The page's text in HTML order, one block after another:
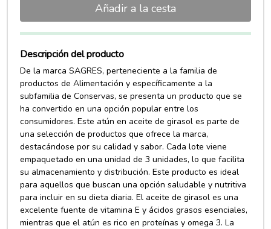
Añadir a la cesta
Descripción del producto
De la marca SAGRES, perteneciente a la familia de
productos de Alimentación y específicamente a la
subfamilia de Conservas, se presenta un producto que se
ha convertido en una opción popular entre los
consumidores. Este atún en aceite de girasol es parte de
una selección de productos que ofrece la marca,
destacándose por su calidad y sabor. Cada lote viene
empaquetado en una unidad de 3 unidades, lo que facilita
su almacenamiento y distribución. Este producto es ideal
para aquellos que buscan una opción saludable y nutritiva
para incluir en su dieta diaria. El aceite de girasol es una
excelente fuente de vitamina E y ácidos grasos esenciales,
mientras que el atún es rico en proteínas y omega 3. La